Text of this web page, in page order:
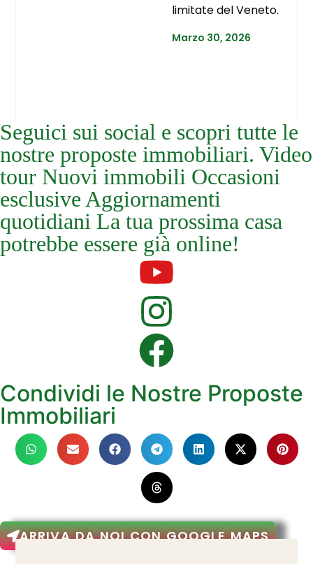
limitate del Veneto.
Marzo 30, 2026
Seguici sui social e scopri tutte le
nostre proposte immobiliari. Video
tour Nuovi immobili Occasioni
esclusive Aggiornamenti
quotidiani La tua prossima casa
potrebbe essere già online!
Condividi le Nostre Proposte
Immobiliari
ARRIVA DA NOI CON GOOGLE MAPS